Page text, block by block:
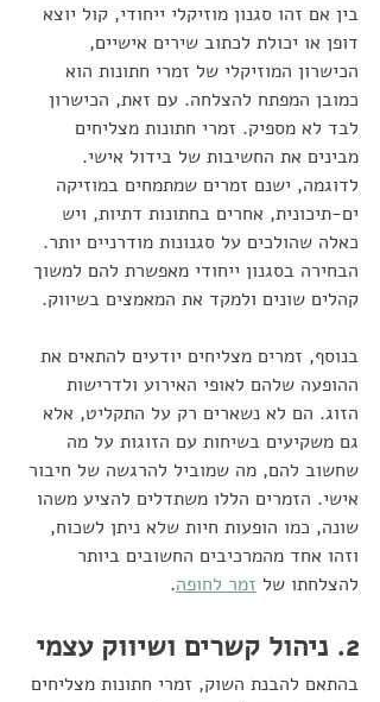
בין אם זהו סגנון מוזיקלי ייחודי, קול יוצא
דופן או יכולת לכתוב שירים אישיים,
הכישרון המוזיקלי של זמרי חתונות הוא
כמובן המפתח להצלחה. עם זאת, הכישרון
לבד לא מספיק. זמרי חתונות מצליחים
מבינים את החשיבות של בידול אישי.
לדוגמה, ישנם זמרים שמתמחים במוזיקה
ים-תיכונית, אחרים בחתונות דתיות, ויש
כאלה שהולכים על סגנונות מודרניים יותר.
הבחירה בסגנון ייחודי מאפשרת להם למשוך
קהלים שונים ולמקד את המאמצים בשיווק.
בנוסף, זמרים מצליחים יודעים להתאים את
ההופעה שלהם לאופי האירוע ולדרישות
הזוג. הם לא נשארים רק על התקליט, אלא
גם משקיעים בשיחות עם הזוגות על מה
שחשוב להם, מה שמוביל להרגשה של חיבור
אישי. הזמרים הללו משתדלים להציע משהו
שונה, כמו הופעות חיות שלא ניתן לשכוח,
וזהו אחד מהמרכיבים החשובים ביותר
להצלחתו של זמר לחופה.
2. ניהול קשרים ושיווק עצמי
בהתאם להבנת השוק, זמרי חתונות מצליחים